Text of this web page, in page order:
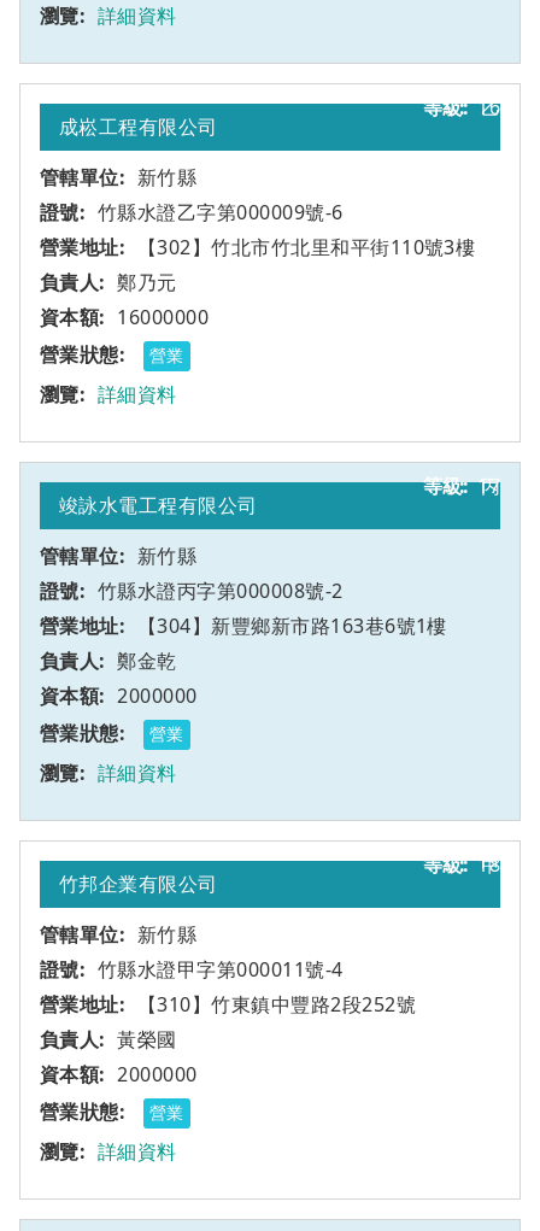
詳細資料
16
成崧工程有限公司
新竹縣
竹縣水證乙字第000009號-6
【302】竹北市竹北里和平街110號3樓
乙
鄭乃元
16000000
營業
詳細資料
17
竣詠水電工程有限公司
新竹縣
竹縣水證丙字第000008號-2
【304】新豐鄉新市路163巷6號1樓
丙
鄭金乾
2000000
營業
詳細資料
18
竹邦企業有限公司
新竹縣
竹縣水證甲字第000011號-4
【310】竹東鎮中豐路2段252號
甲
黃榮國
2000000
營業
詳細資料